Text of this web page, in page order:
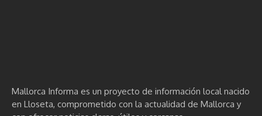
Mallorca Informa es un proyecto de información local nacido
en Lloseta, comprometido con la actualidad de Mallorca y